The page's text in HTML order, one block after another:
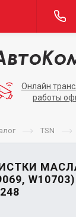
Онлайн
работы
TSN
W10703)